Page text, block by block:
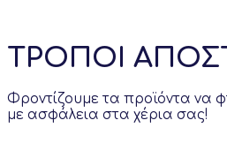
ΤΡΟΠΟΙ
Φροντίζουμε τα προϊόντα να
με ασφάλεια στα χέρια σας!